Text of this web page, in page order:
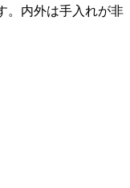
。内外は手入れが非